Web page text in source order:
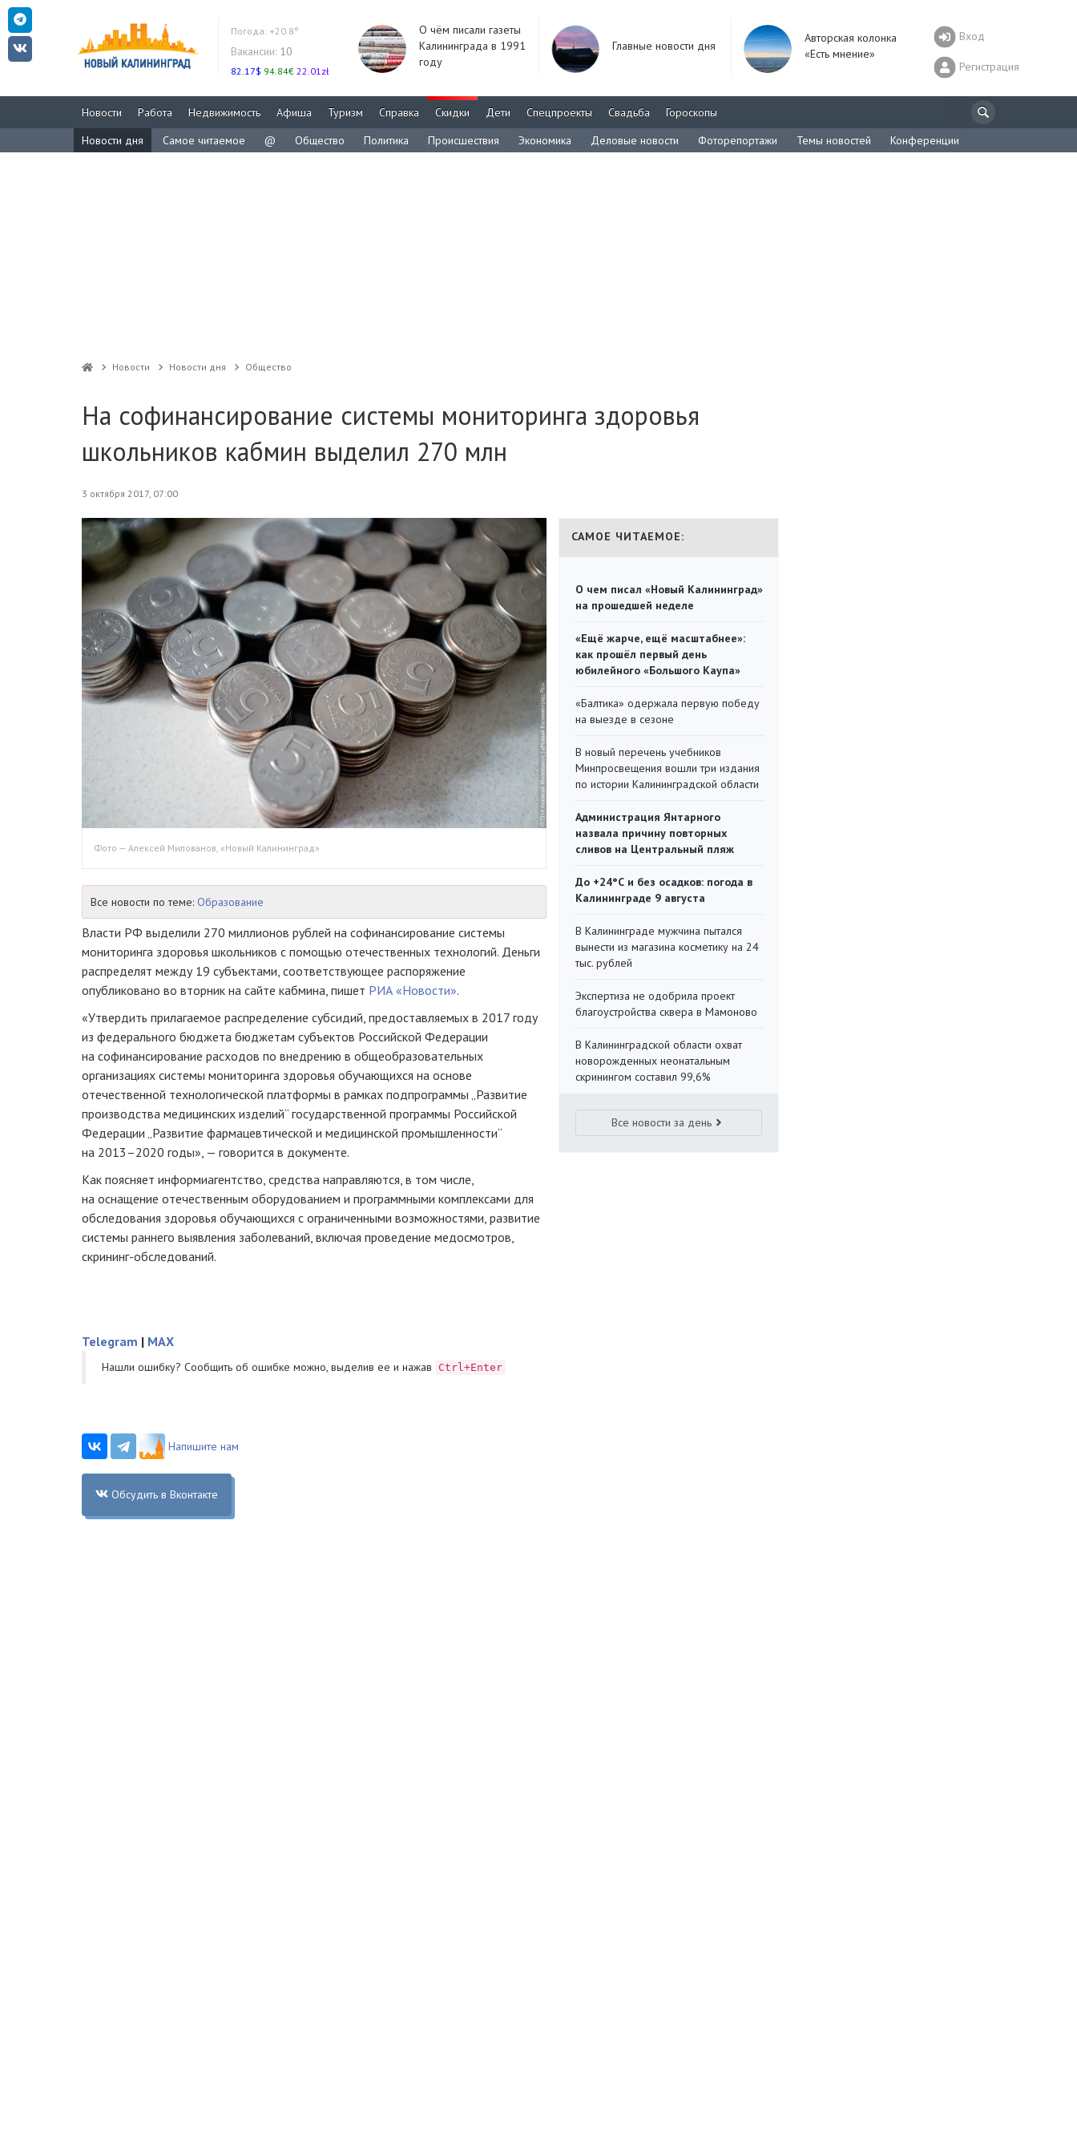
Погода: +20.8°
Вакансии: 10
82.17$ 94.84€ 22.01zł
О чём писали газеты
Калининграда в 1991
году
Главные новости дня
Авторская колонка
«Есть мнение»
Вход
Регистрация
Новости Работа Недвижимость Афиша Туризм Справка Скидки Дети Спецпроекты Свадьба
Гороскопы
Новости дня
Самое читаемое @ Общество Политика Происшествия Экономика Деловые новости Фоторепортажи Темы новостей Конференции
Новости Новости дня Общество
На софинансирование системы мониторинга здоровья
школьников кабмин выделил 270 млн
3 октября 2017, 07:00
Фото — Алексей Милованов, «Новый Калининград»
Все новости по теме: Образование
Власти РФ выделили 270 миллионов рублей на софинансирование системы
мониторинга здоровья школьников с помощью отечественных технологий. Деньги
распределят между 19 субъектами, соответствующее распоряжение
опубликовано во вторник на сайте кабмина, пишет РИА «Новости».
«Утвердить прилагаемое распределение субсидий, предоставляемых в 2017 году
из федерального бюджета бюджетам субъектов Российской Федерации
на софинансирование расходов по внедрению в общеобразовательных
организациях системы мониторинга здоровья обучающихся на основе
отечественной технологической платформы в рамках подпрограммы „Развитие
производства медицинских изделий“ государственной программы Российской
Федерации „Развитие фармацевтической и медицинской промышленности“
на 2013–2020 годы», — говорится в документе.
Как поясняет информиагентство, средства направляются, в том числе,
на оснащение отечественным оборудованием и программными комплексами для
обследования здоровья обучающихся с ограниченными возможностями, развитие
системы раннего выявления заболеваний, включая проведение медосмотров,
скрининг-обследований.
Telegram | MAX
Нашли ошибку? Cообщить об ошибке можно, выделив ее и нажав Ctrl+Enter
Напишите нам
Обсудить в Вконтакте
САМОЕ ЧИТАЕМОЕ:
О чем писал «Новый Калининград»
на прошедшей неделе
«Ещё жарче, ещё масштабнее»:
как прошёл первый день
юбилейного «Большого Каупа»
«Балтика» одержала первую победу
на выезде в сезоне
В новый перечень учебников
Минпросвещения вошли три издания
по истории Калининградской области
Администрация Янтарного
назвала причину повторных
сливов на Центральный пляж
До +24°С и без осадков: погода в
Калининграде 9 августа
В Калининграде мужчина пытался
вынести из магазина косметику на 24
тыс. рублей
Экспертиза не одобрила проект
благоустройства сквера в Мамоново
В Калининградской области охват
новорожденных неонатальным
скринингом составил 99,6%
Все новости за день